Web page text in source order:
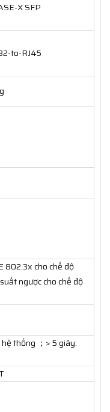
X SFP
to-RJ45
802.3x cho chế độ
ngược cho chế độ
thống ；> 5 giây: